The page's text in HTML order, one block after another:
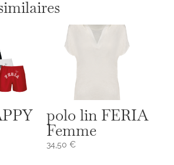
polo lin FERIA
Femme
34,50€